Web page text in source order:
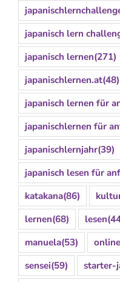
japanisch lern
japanisch lernen(271)
japanischlernen.at(48)
japanisch lernen für
japanischlernen für
japanischlernjahr(39)
japanisch lesen für
katakana(86)
lernen(68) lesen
manuela(53) online
sensei(59) starter-